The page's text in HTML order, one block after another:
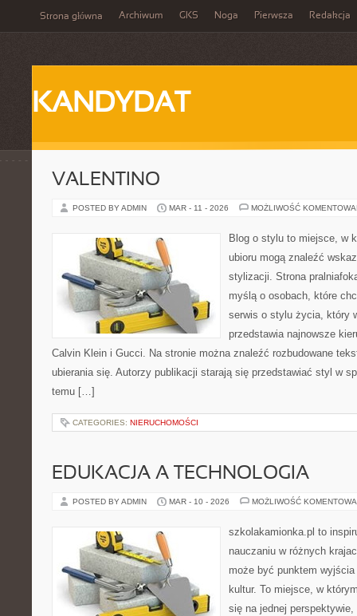
Strona główna Archiwum GKS Noga Pierwsza Redakcja
KANDYDAT
VALENTINO
POSTED BY ADMIN MAR - 11 - 2026 MOŻLIWOŚĆ
Blog o stylu to miejsce, w
ubioru mogą znaleźć
stylizacji. Strona
myślą o osobach, które
serwis o stylu życia, który
przedstawia najnowsze
Calvin Klein i Gucci. Na stronie można znaleźć rozbudowane
ubierania się. Autorzy publikacji starają się przedstawiać styl w
temu […]
CATEGORIES: NIERUCHOMOŚCI
EDUKACJA A TECHNOLOGIA
POSTED BY ADMIN MAR - 10 - 2026 MOŻLIWOŚĆ
szkolakamionka.pl to
nauczaniu w różnych
może być punktem
kultur. To miejsce, w
się na jednej